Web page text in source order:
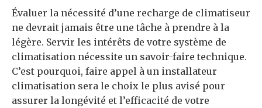
Évaluer la nécessité d’une recharge de climatiseur
ne devrait jamais être une tâche à prendre à la
légère. Servir les intérêts de votre système de
climatisation nécessite un savoir-faire technique.
C’est pourquoi, faire appel à un installateur
climatisation sera le choix le plus avisé pour
assurer la longévité et l’efficacité de votre